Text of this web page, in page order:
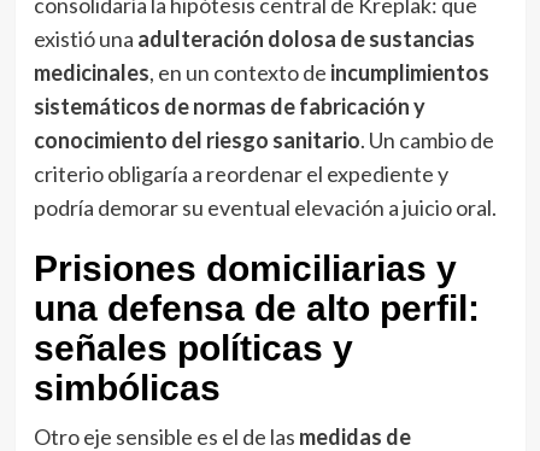
existió una adulteración dolosa de sustancias
medicinales, en un contexto de incumplimientos
sistemáticos de normas de fabricación y
conocimiento del riesgo sanitario. Un cambio de
criterio obligaría a reordenar el expediente y
podría demorar su eventual elevación a juicio oral.
Prisiones domiciliarias y
una defensa de alto perfil:
señales políticas y
simbólicas
Otro eje sensible es el de las medidas de